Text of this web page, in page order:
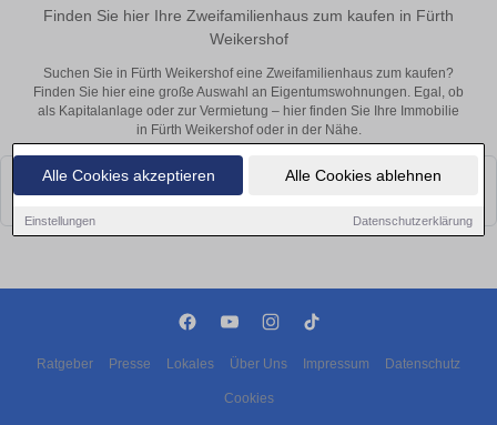
Alle Cookies akzeptieren Alle Cookies ablehnen
Einstellungen Datenschutzerklärung
Finden Sie hier Ihre Zweifamilienhaus zum kaufen in Fürth
Weikershof
Suchen Sie in Fürth Weikershof eine Zweifamilienhaus zum kaufen?
Finden Sie hier eine große Auswahl an Eigentumswohnungen. Egal, ob
als Kapitalanlage oder zur Vermietung – hier finden Sie Ihre Immobilie
in Fürth Weikershof oder in der Nähe.
Leider konnten wir derzeit keine passenden Objekte finden. Schauen Sie
bald wieder vorbei!
Ratgeber Presse Lokales Über Uns Impressum Datenschutz
Cookies